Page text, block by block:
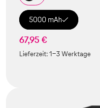
5000 mAh
67,95 €
Lieferzeit:1-3 Werktage